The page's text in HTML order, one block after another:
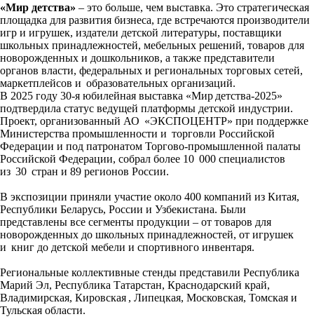
«Мир детства» – это больше, чем выставка. Это стратегическая
площадка для развития бизнеса, где встречаются производители
игр и игрушек, издатели детской литературы, поставщики
школьных принадлежностей, мебельных решений, товаров для
новорожденных и дошкольников, а также представители
органов власти, федеральных и региональных торговых сетей,
маркетплейсов и образовательных организаций.
В 2025 году 30-я юбилейная выставка «Мир детства-2025»
подтвердила статус ведущей платформы детской индустрии.
Проект, организованный АО «ЭКСПОЦЕНТР» при поддержке
Министерства промышленности и торговли Российской
Федерации и под патронатом Торгово-промышленной палаты
Российской Федерации, собрал более 10 000 специалистов
из 30 стран и 89 регионов России.
В экспозиции приняли участие около 400 компаний из Китая,
Республики Беларусь, России и Узбекистана. Были
представлены все сегменты продукции – от товаров для
новорожденных до школьных принадлежностей, от игрушек
и книг до детской мебели и спортивного инвентаря.
Региональные коллективные стенды представили Республика
Марий Эл, Республика Татарстан, Краснодарский край,
Владимирская, Кировская , Липецкая, Московская, Томская и
Тульская области.